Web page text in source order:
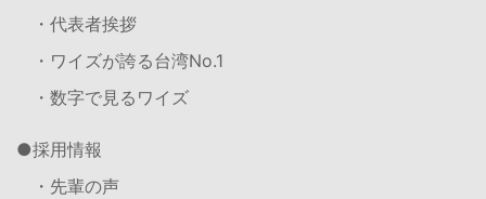
・代表者挨拶
・ワイズが誇る台湾No.1
・数字で見るワイズ
採用情報
・先輩の声